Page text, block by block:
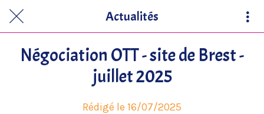
Actualités
Négociation OTT - site de Brest -
juillet 2025
Rédigé le 16/07/2025